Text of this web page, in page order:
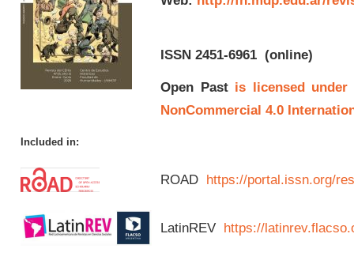
ISSN 2451-6961(online)
Open Past is licensed under
NonCommercial 4.0
Included in:
ROAD https://portal.issn.org/
LatinREV https://